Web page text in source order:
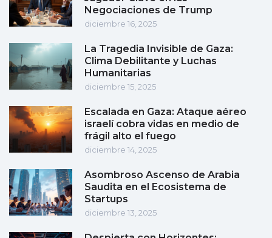
Negociaciones de Trump
diciembre 16, 2025
La Tragedia Invisible de Gaza:
Clima Debilitante y Luchas
Humanitarias
diciembre 15, 2025
Escalada en Gaza: Ataque aéreo
israelí cobra vidas en medio de
frágil alto el fuego
diciembre 14, 2025
Asombroso Ascenso de Arabia
Saudita en el Ecosistema de
Startups
diciembre 13, 2025